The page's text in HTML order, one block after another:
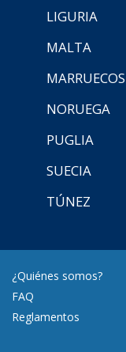
LIGURIA
MALTA
MARRUECOS
NORUEGA
PUGLIA
SUECIA
TÚNEZ
¿Quiénes somos?
FAQ
Reglamentos